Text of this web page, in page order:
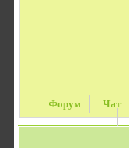
Форум Чат